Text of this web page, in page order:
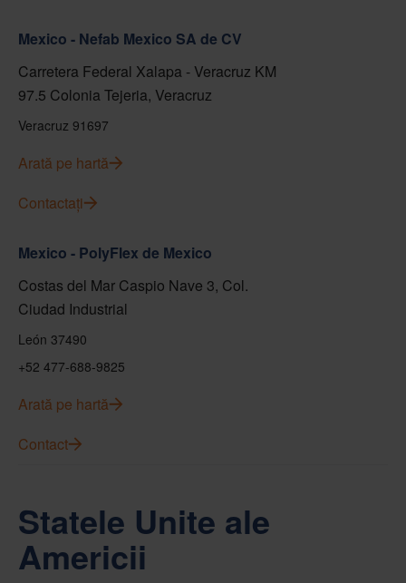
Mexico - Nefab Mexico SA de CV
Carretera Federal Xalapa - Veracruz KM
97.5 Colonia Tejeria, Veracruz
Veracruz 91697
Arată pe hartă
Contactați
Mexico - PolyFlex de Mexico
Costas del Mar Caspio Nave 3, Col.
Ciudad Industrial
León 37490
+52 477-688-9825
Arată pe hartă
Contact
Statele Unite ale
Americii